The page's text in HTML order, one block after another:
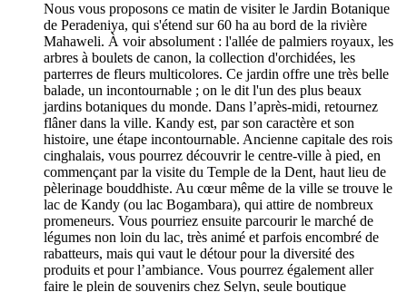
Nous vous proposons ce matin de visiter le Jardin Botanique
de Peradeniya, qui s'étend sur 60 ha au bord de la rivière
Mahaweli. À voir absolument : l'allée de palmiers royaux, les
arbres à boulets de canon, la collection d'orchidées, les
parterres de fleurs multicolores. Ce jardin offre une très belle
balade, un incontournable ; on le dit l'un des plus beaux
jardins botaniques du monde. Dans l’après-midi, retournez
flâner dans la ville. Kandy est, par son caractère et son
histoire, une étape incontournable. Ancienne capitale des rois
cinghalais, vous pourrez découvrir le centre-ville à pied, en
commençant par la visite du Temple de la Dent, haut lieu de
pèlerinage bouddhiste. Au cœur même de la ville se trouve le
lac de Kandy (ou lac Bogambara), qui attire de nombreux
promeneurs. Vous pourriez ensuite parcourir le marché de
légumes non loin du lac, très animé et parfois encombré de
rabatteurs, mais qui vaut le détour pour la diversité des
produits et pour l’ambiance. Vous pourrez également aller
faire le plein de souvenirs chez Selyn, seule boutique